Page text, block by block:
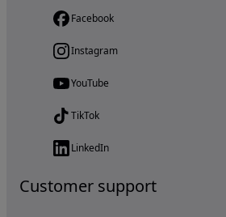
Facebook
Instagram
YouTube
TikTok
LinkedIn
Customer support